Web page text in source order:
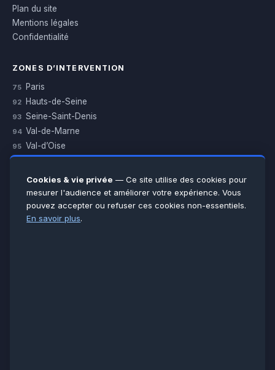
Plan du site
Mentions légales
Confidentialité
ZONES D’INTERVENTION
75 Paris
92 Hauts-de-Seine
93 Seine-Saint-Denis
94 Val-de-Marne
95 Val-d’Oise
Essonne
Seine-et-Marne
Voir toutes les villes →
Cookies & vie privée — Ce site utilise des cookies pour
mesurer l'audience et améliorer votre expérience. Vous
pouvez accepter ou refuser ces cookies non-essentiels.
En savoir plus.